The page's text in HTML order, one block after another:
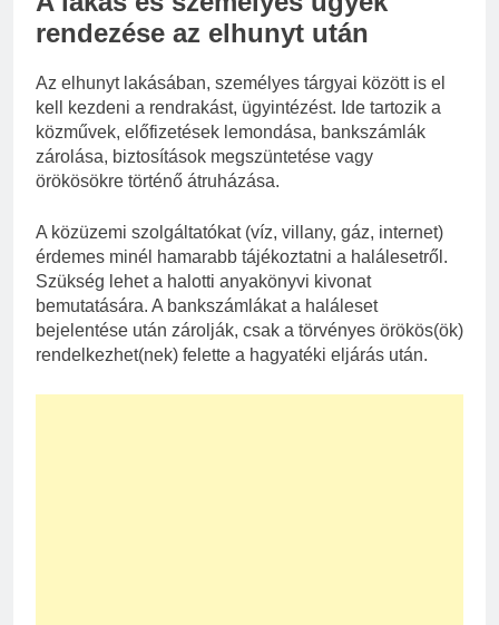
rendezése az elhunyt után
Az elhunyt lakásában, személyes tárgyai között is el
kell kezdeni a rendrakást, ügyintézést. Ide tartozik a
közművek, előfizetések lemondása, bankszámlák
zárolása, biztosítások megszüntetése vagy
örökösökre történő átruházása.
A közüzemi szolgáltatókat (víz, villany, gáz, internet)
érdemes minél hamarabb tájékoztatni a halálesetről.
Szükség lehet a halotti anyakönyvi kivonat
bemutatására. A bankszámlákat a haláleset
bejelentése után zárolják, csak a törvényes örökös(ök)
rendelkezhet(nek) felette a hagyatéki eljárás után.